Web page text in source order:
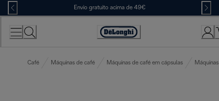
Skip
to
Content
Envio gratuito acima de 49€
Accessibility
Café Máquinas de café Máquinas de café em cápsulas